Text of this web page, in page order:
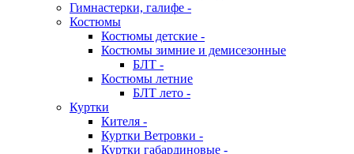
Гимнастерки, галифе -
Костюмы
Костюмы детские -
Костюмы зимние и демисезонные
БЛТ -
Костюмы летние
БЛТ лето -
Куртки
Кителя -
Куртки Ветровки -
Куртки габардиновые -